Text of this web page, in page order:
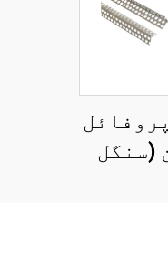
(سنگل